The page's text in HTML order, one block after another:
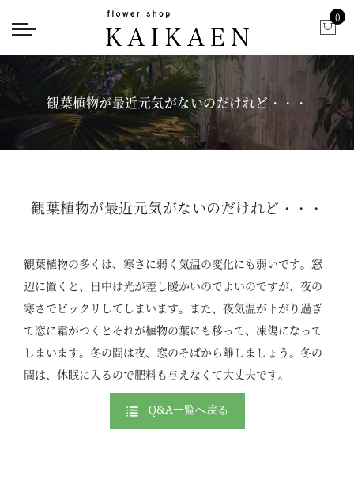
0
観葉植物が最近元気がないのだけれど・・・
観葉植物が最近元気がないのだけれど・・・
観葉植物の多くは、寒さに弱く気温の変化にも弱いです。窓
辺に置くと、日中は光が差し暖かいのでよいのですが、夜の
寒さでビックリしてしまいます。また、夜気温が下がり過ぎ
て窓に霜がつくとそれが植物の葉にも移って、凍傷になって
しまいます。冬の間は夜、窓のそばから離しましょう。冬の
間は、休眠に入るので肥料も与えなくて大丈夫です。
Q&A一覧へ戻る